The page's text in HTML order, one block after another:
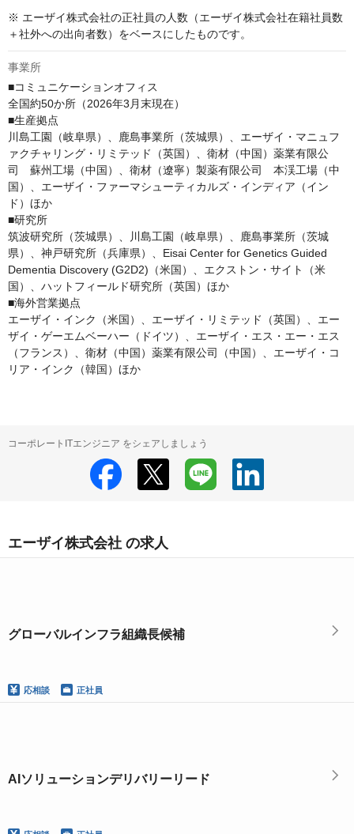
※ エーザイ株式会社の正社員の人数（エーザイ株式会社在籍社員数
＋社外への出向者数）をベースにしたものです。
事業所
■コミュニケーションオフィス
全国約50か所（2026年3月末現在）
■生産拠点
川島工園（岐阜県）、鹿島事業所（茨城県）、エーザイ・マニュフ
ァクチャリング・リミテッド（英国）、衛材（中国）薬業有限公
司　蘇州工場（中国）、衛材（遼寧）製薬有限公司　本渓工場（中
国）、エーザイ・ファーマシューティカルズ・インディア（イン
ド）ほか
■研究所
筑波研究所（茨城県）、川島工園（岐阜県）、鹿島事業所（茨城
県）、神戸研究所（兵庫県）、Eisai Center for Genetics Guided
Dementia Discovery (G2D2)（米国）、エクストン・サイト（米
国）、ハットフィールド研究所（英国）ほか
■海外営業拠点
エーザイ・インク（米国）、エーザイ・リミテッド（英国）、エー
ザイ・ゲーエムベーハー（ドイツ）、エーザイ・エス・エー・エス
（フランス）、衛材（中国）薬業有限公司（中国）、エーザイ・コ
コーポレートITエンジニア をシェアしましょう
エーザイ株式会社 の求人
グローバルインフラ組織長候補
応相談 正社員
AIソリューションデリバリーリード